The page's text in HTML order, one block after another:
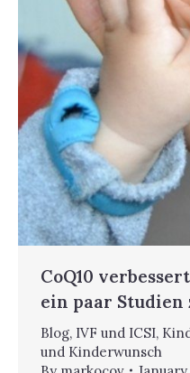
CoQ10
ein paar Studien
Blog, IVF und ICSI,
und Kinderwunsch